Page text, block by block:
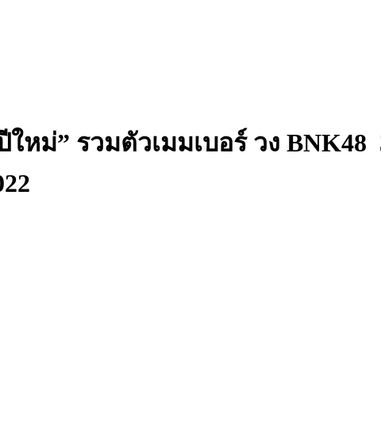
หม่” รวมตัวเมมเบอร์ วง